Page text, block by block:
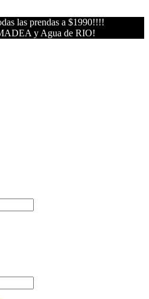
las prendas a $1990!!!!
y Agua de RIO!